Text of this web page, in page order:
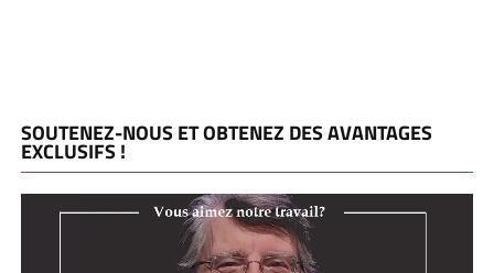
SOUTENEZ-NOUS ET OBTENEZ DES AVANTAGES
EXCLUSIFS !